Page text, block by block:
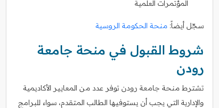
المؤتمرات العلمية
سجّل أيضاً: منحة الحكومة الروسية
شروط القبول في منحة جامعة
رودن
تشترط منحة جامعة رودن توفر عدد من المعايير الأكاديمية
والإدارية التي يجب أن يستوفيها الطالب المتقدم، سواء للبرامج